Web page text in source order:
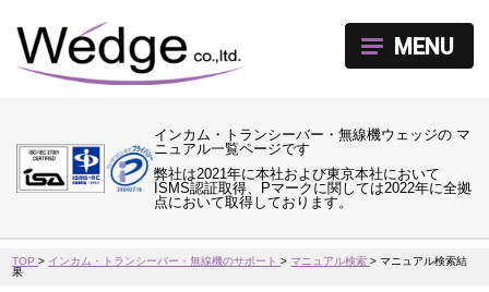
インカム・トランシーバー・無線機ウェッジの マ
ニュアル一覧ページです
弊社は2021年に本社および東京本社において
ISMS認証取得、Pマークに関しては2022年に全拠
点において取得しております。
MENU
TOP> インカム・トランシーバー・無線機のサポート>マニュアル検索>マニュアル検索結
果